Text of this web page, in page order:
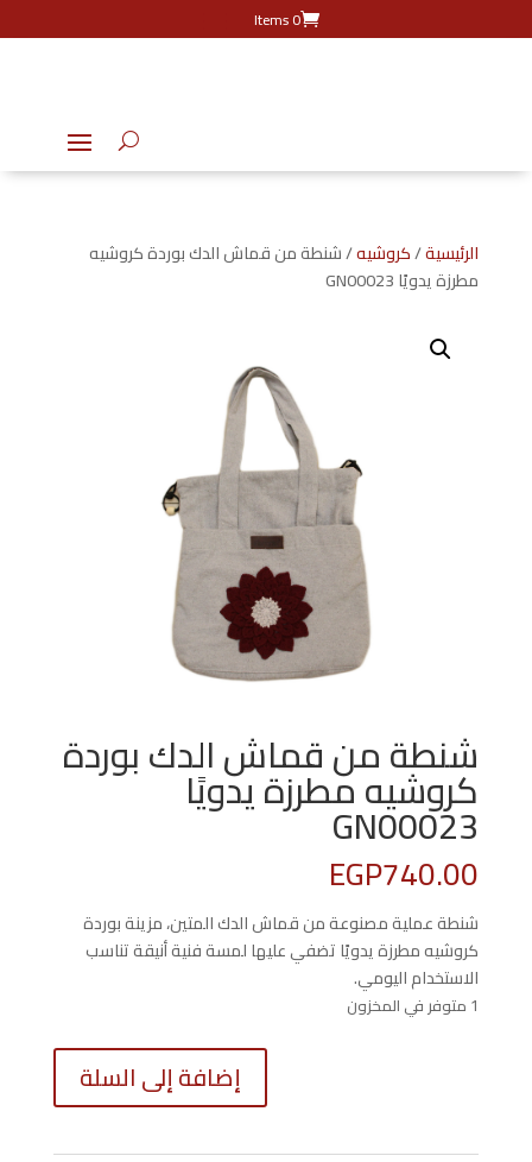
0 Items
الرئيسية/كروشيه/ شنطة من قماش الدك بوردة كروشيه
مطرزة يدويًا GN00023
شنطة من قماش الدك بوردة
كروشيه مطرزة يدويًا
GN00023
EGP740.00
شنطة عملية مصنوعة من قماش الدك المتين، مزينة بوردة
كروشيه مطرزة يدويًا تضفي عليها لمسة فنية أنيقة تناسب
الاستخدام اليومي.
1 متوفر في المخزون
كمية
من
إضافة إلى السلة